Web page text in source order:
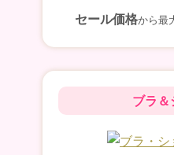
セール価格から最
ブラ＆